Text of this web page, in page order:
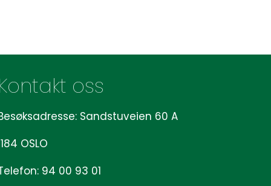
Kontakt oss
Sandstuveien 60 A
OSLO
94 00 93 01